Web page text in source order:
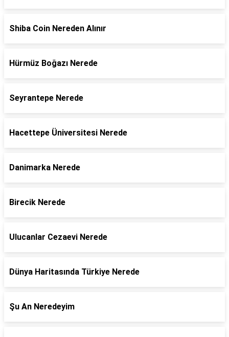
Shiba Coin Nereden Alınır
Hürmüz Boğazı Nerede
Seyrantepe Nerede
Hacettepe Üniversitesi Nerede
Danimarka Nerede
Birecik Nerede
Ulucanlar Cezaevi Nerede
Dünya Haritasında Türkiye Nerede
Şu An Neredeyim